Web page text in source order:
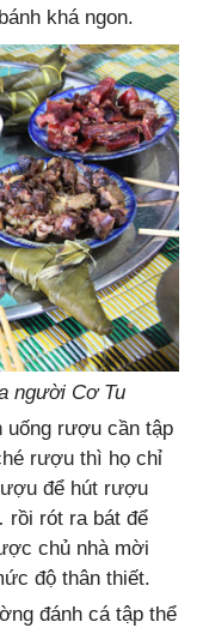
khá ngon.
người Cơ Tu
uống rượu cần tập
rượu thì họ chỉ
để hút rượu
rồi rót ra bát để
chủ nhà mời
độ thân thiết.
đánh cá tập thể